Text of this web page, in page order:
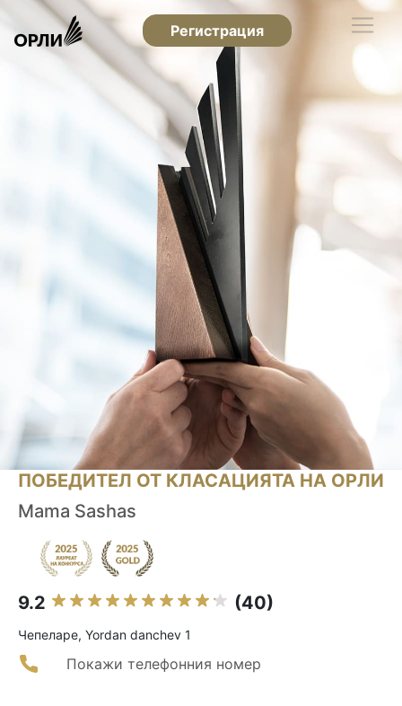
Регистрация
ПОБЕДИТЕЛ ОТ КЛАСАЦИЯТА НА ОРЛИ
Mama Sashas
9.2 (40)
Чепеларе, Yordan danchev 1
Покажи телефонния номер